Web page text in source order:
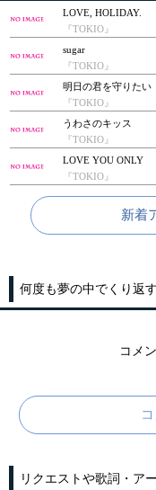
LOVE, HOLIDAY.
『TOKIO』
sugar
『TOKIO』
明日の君を守りたい
『TOKIO』
うわさのキッス
『TOKIO』
LOVE YOU ONLY
『TOKIO』
新着
何度も夢の中でくり返
コメ
リクエストや歌詞・ア